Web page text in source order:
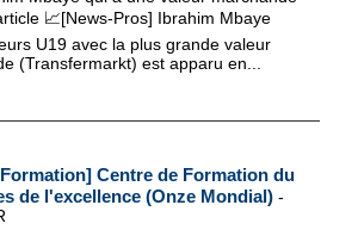
📈[News-Pros] Ibrahim Mbaye
U19 avec la plus grande valeur
(Transfermarkt) est apparu en...
Centre de Formation du
de l'excellence (Onze Mondial) -